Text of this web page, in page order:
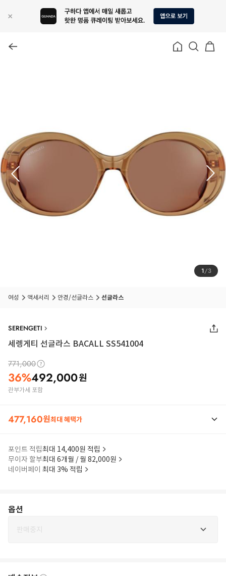
1/3
여성 액세서리 안경/선글라스 선글라스
SERENGETI
세렝게티 선글라스 BACALL SS541004
771,000
36%492,000원
관부가세 포함
477,160원최대 혜택가
포인트 적립최대 14,400원 적립
무이자 할부최대 6개월 / 월 82,000원
네이버페이 최대 3% 적립
옵션
판매중지